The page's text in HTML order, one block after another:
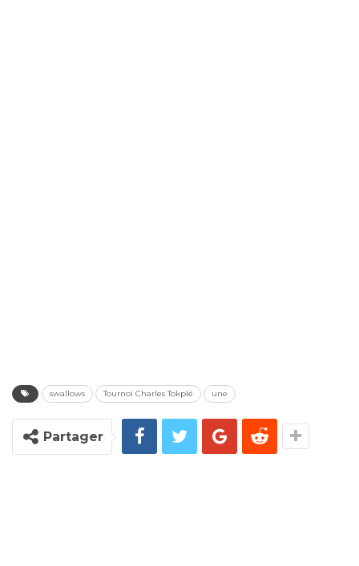
swallows Tournoi Charles Tokplé une
Partager